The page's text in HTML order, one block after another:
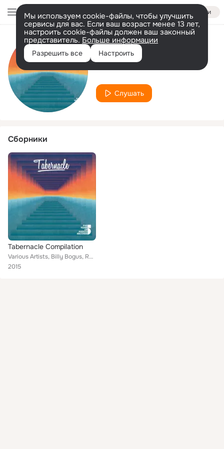
Войти
Мы используем cookie-файлы, чтобы улучшить
сервисы для вас. Если ваш возраст менее 13 лет,
настроить cookie-файлы должен ваш законный
представитель. Больше информации
Разрешить все Настроить
Исполнитель
Loudtone
Слушать
Сборники
Tabernacle Compilation
Various Artists, Billy Bogus, Rotciv, Kelton Prima, Space Ranger, Loudtone, Richard Rossa, Discodromo, Mushrooms Project, Kael M...
2015